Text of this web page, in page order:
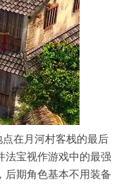
在月河村客栈的最后
法宝视作游戏中的最强
后期角色基本不用装备